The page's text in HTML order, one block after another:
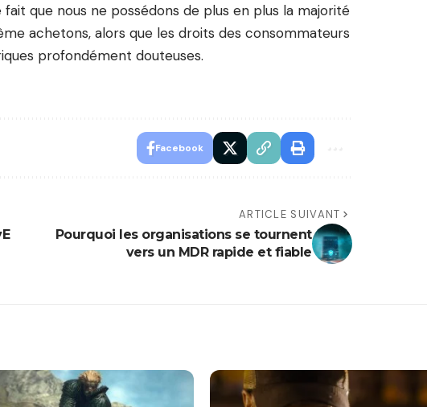
que nous ne possédons de plus en plus la majorité
achetons, alors que les droits des consommateurs
profondément douteuses.
Facebook
ARTICLE SUIVANT
Pourquoi les organisations se tournent
vers un MDR rapide et fiable